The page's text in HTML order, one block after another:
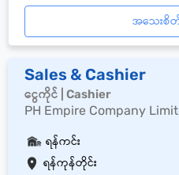
အသေးစိ
Sales & Cashier
ငွေကိုင် | Cashier
PH Empire Company
ရန်ကုန်တိုင်း
ရန်ကင်း